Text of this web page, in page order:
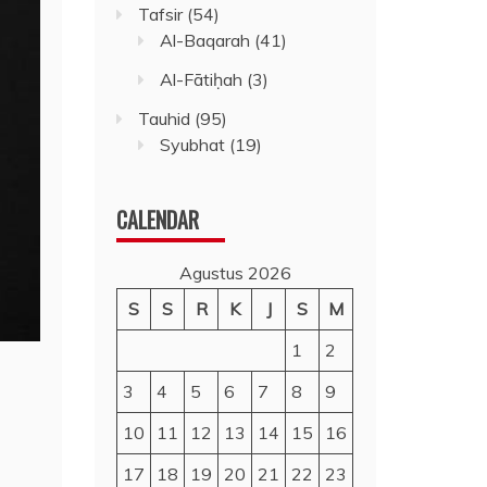
Tafsir(54)
Al-Baqarah (41)
Al-Fātiḥah (3)
Tauhid (95)
Syubhat (19)
CALENDAR
Agustus 2026
S
S R K J S
M
1
2
3
4 5 6 7 8
9
10
11 12 13 14 15
16
17
18 19 20 21 22 23